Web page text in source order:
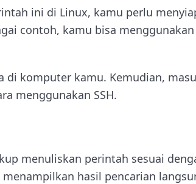
ini di Linux, kamu perlu
contoh, kamu bisa
di komputer kamu. Kemudian,
menggunakan SSH.
menuliskan perintah sesuai
hasil pencarian